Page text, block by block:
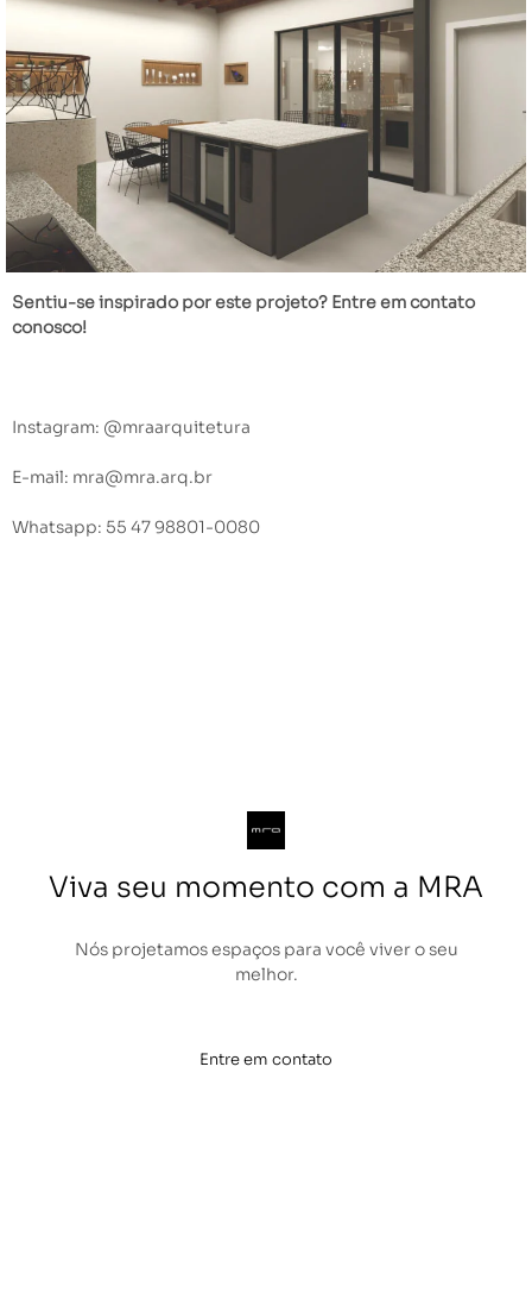
Sentiu-se inspirado por este projeto? Entre em contato
conosco!
Instagram: @mraarquitetura
E-mail: mra@mra.arq.br
Whatsapp: 55 47 98801-0080
Viva seu momento com a MRA
Nós projetamos espaços para você viver o seu
melhor.
Entre em contato